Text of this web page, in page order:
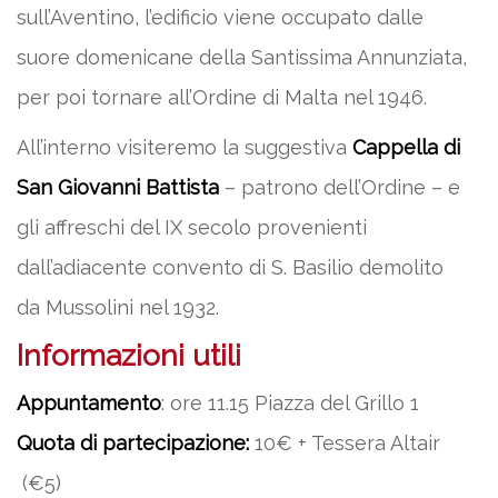
sull’Aventino, l’edificio viene occupato dalle
suore domenicane della Santissima Annunziata,
per poi tornare all’Ordine di Malta nel 1946.
All’interno visiteremo la suggestiva Cappella di
San Giovanni Battista – patrono dell’Ordine – e
gli affreschi del IX secolo provenienti
dall’adiacente convento di S. Basilio demolito
da Mussolini nel 1932.
Informazioni utili
Appuntamento: ore 11.15 Piazza del Grillo 1
Quota di partecipazione: 10€ + Tessera Altair
(€5)